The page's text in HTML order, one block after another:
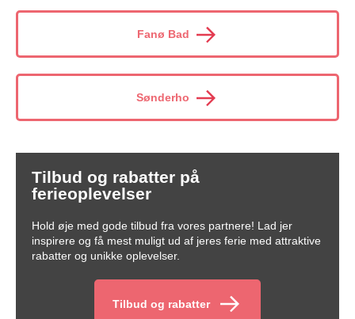
Fanø Bad
Sønderho
Tilbud og rabatter på
ferieoplevelser
Hold øje med gode tilbud fra vores partnere! Lad jer
inspirere og få mest muligt ud af jeres ferie med attraktive
rabatter og unikke oplevelser.
Tilbud og rabatter